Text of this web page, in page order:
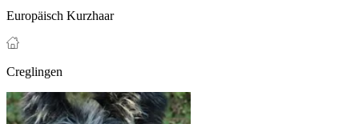
Europäisch Kurzhaar
Creglingen